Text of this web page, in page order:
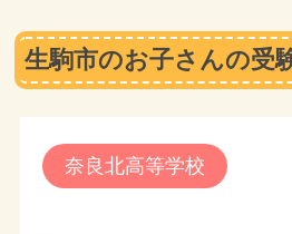
生駒市のお子さんの受
奈良北高等学校